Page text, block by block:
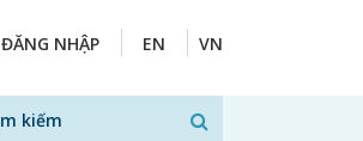
ĐĂNG NHẬP EN VN